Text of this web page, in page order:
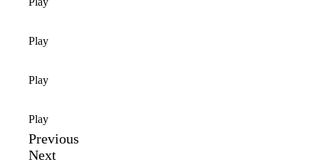
Play
Play
Play
Previous
Next